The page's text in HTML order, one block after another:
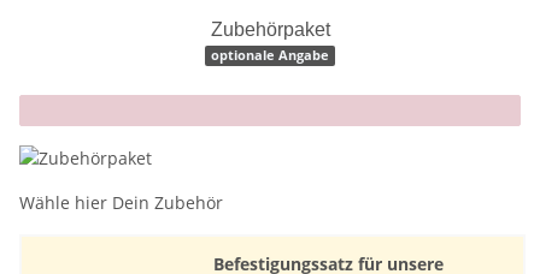
Zubehörpaket
optionale Angabe
x
Wähle hier Dein Zubehör
Befestigungssatz für unsere